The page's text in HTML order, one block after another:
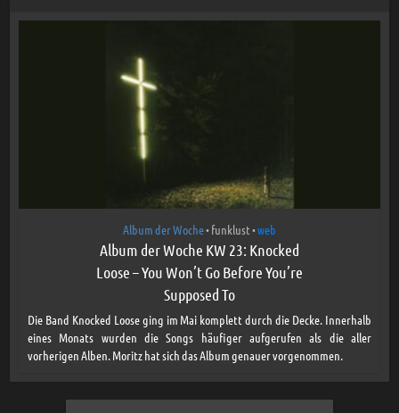
Album der Woche•funklust•web
Album der Woche KW 23: Knocked
Loose – You Won’t Go Before You’re
Supposed To
Die Band Knocked Loose ging im Mai komplett durch die Decke. Innerhalb
eines Monats wurden die Songs häufiger aufgerufen als die aller
vorherigen Alben. Moritz hat sich das Album genauer vorgenommen.